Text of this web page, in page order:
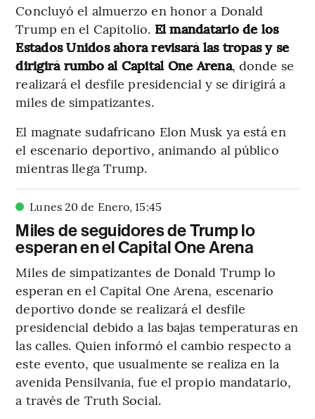
Concluyó el almuerzo en honor a Donald
Trump en el Capitolio. El mandatario de los
Estados Unidos ahora revisará las tropas y se
dirigirá rumbo al Capital One Arena, donde se
realizará el desfile presidencial y se dirigirá a
miles de simpatizantes.
El magnate sudafricano Elon Musk ya está en
el escenario deportivo, animando al público
mientras llega Trump.
Lunes 20 de Enero,15:45
Miles de seguidores de Trump lo
esperan en el Capital One Arena
Miles de simpatizantes de Donald Trump lo
esperan en el Capital One Arena, escenario
deportivo donde se realizará el desfile
presidencial debido a las bajas temperaturas en
las calles. Quien informó el cambio respecto a
este evento, que usualmente se realiza en la
avenida Pensilvania, fue el propio mandatario,
a través de Truth Social.